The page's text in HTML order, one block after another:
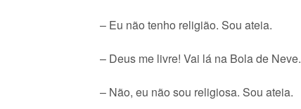
– Eu não tenho religião. Sou ateia.
– Deus me livre! Vai lá na Bola de Neve.
– Não, eu não sou religiosa. Sou ateia.